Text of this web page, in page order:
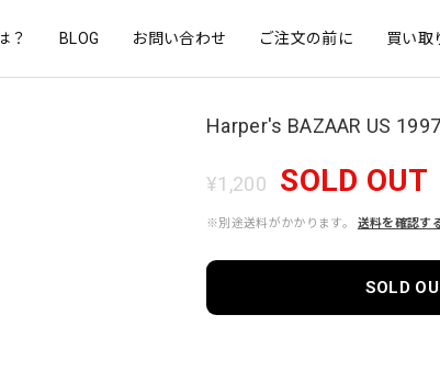
？ BLOG お問い合わせ ご注文の前に 買い取
Harper's BAZAAR US
¥1,200 SOLD OUT
※別途送料がかかります。 送料を確認す
SOLD